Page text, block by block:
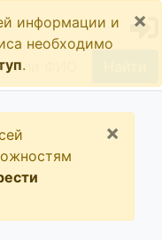
информации и
необходимо
.
×
×